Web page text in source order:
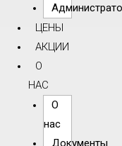
ЦЕНЫ
АКЦИИ
О
НАС
О
нас
Документы